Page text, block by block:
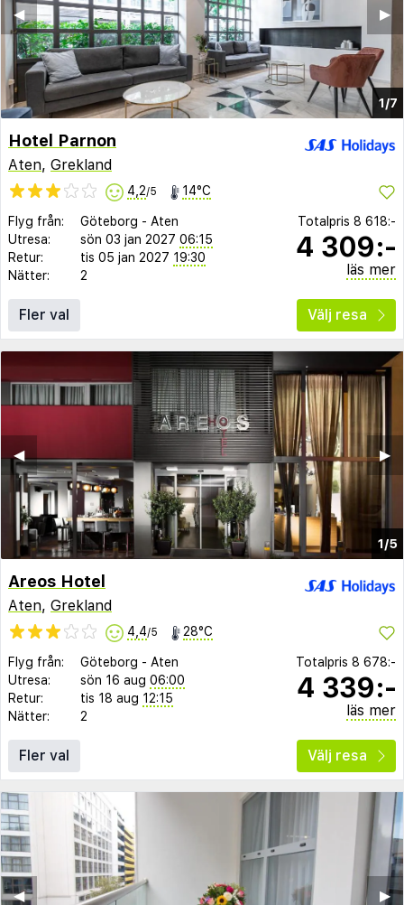
1/7
▶︎
◀︎
Hotel Parnon
Aten, Grekland
4,2/5 14°C
Flyg från: Göteborg - Aten
Utresa:
sön 03 jan 2027 06:15
Retur:
tis 05 jan 2027 19:30
Nätter:
2
Totalpris 8 618:-
4 309:-
läs mer
Fler val Välj resa
1/5
▶︎
◀︎
Areos Hotel
Aten, Grekland
4,4/5 28°C
Flyg från: Göteborg - Aten
Utresa:
sön 16 aug 06:00
Retur:
tis 18 aug 12:15
Nätter:
2
Totalpris 8 678:-
4 339:-
läs mer
Fler val Välj resa
▶︎
◀︎